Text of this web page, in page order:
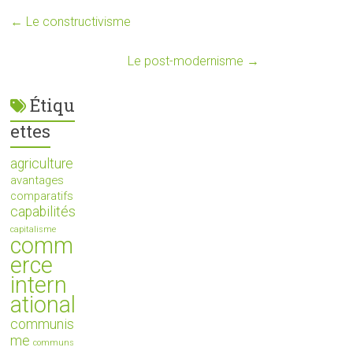
← Le constructivisme
Le post-modernisme →
Étiqu
ettes
agriculture
avantages
comparatifs
capabilités
capitalisme
comm
erce
intern
ational
communis
me communs